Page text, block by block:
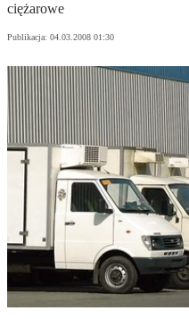
ciężarowe
Publikacja: 04.03.2008 01:30